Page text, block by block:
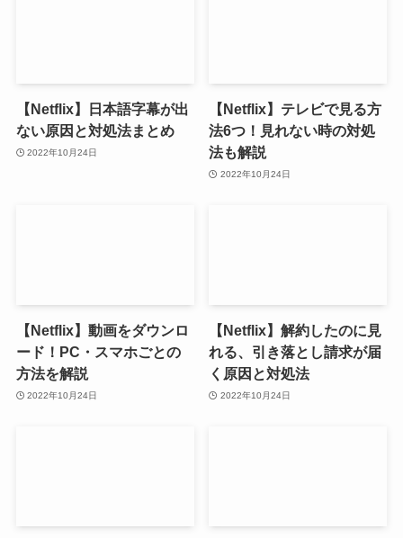
【Netflix】日本語字幕が出
ない原因と対処法まとめ
2022年10月24日
【Netflix】テレビで見る方
法6つ！見れない時の対処
法も解説
2022年10月24日
【Netflix】動画をダウンロ
ード！PC・スマホごとの
方法を解説
2022年10月24日
【Netflix】解約したのに見
れる、引き落とし請求が届
く原因と対処法
2022年10月24日